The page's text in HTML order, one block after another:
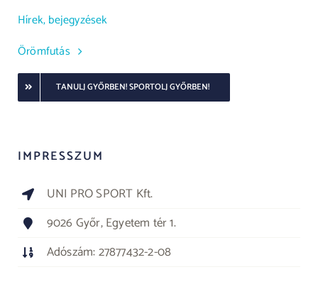
Hírek, bejegyzések
Örömfutás
TANULJ GYŐRBEN! SPORTOLJ GYŐRBEN!
IMPRESSZUM
UNI PRO SPORT Kft.
9026 Győr, Egyetem tér 1.
Adószám: 27877432-2-08